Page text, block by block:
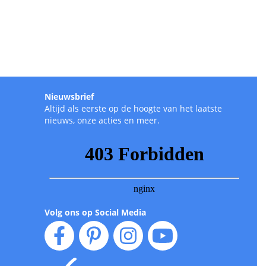
Nieuwsbrief
Altijd als eerste op de hoogte van het laatste
nieuws, onze acties en meer.
Volg ons op Social Media